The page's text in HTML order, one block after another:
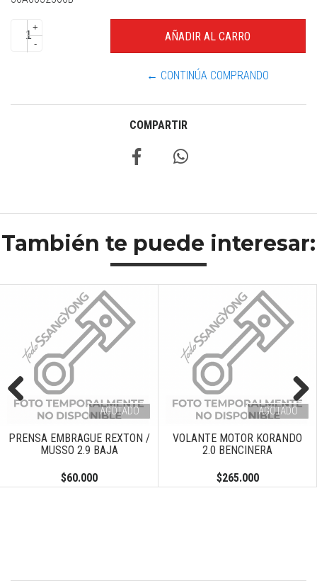
+
-
← CONTINÚA COMPRANDO
COMPARTIR
También te puede interesar:
AGOTADO
PRENSA EMBRAGUE REXTON /
MUSSO 2.9 BAJA
$60.000
AGOTADO
VOLANTE MOTOR KORANDO
2.0 BENCINERA
$265.000
Previous